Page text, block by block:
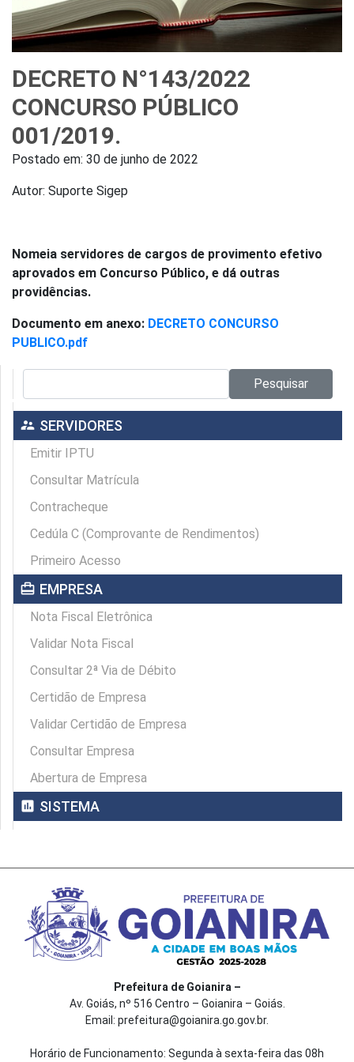
DECRETO N°143/2022
CONCURSO PÚBLICO
001/2019.
Postado em: 30 de junho de 2022
Autor: Suporte Sigep
Nomeia servidores de cargos de provimento efetivo
aprovados em Concurso Público, e dá outras
providências.
Documento em anexo: DECRETO CONCURSO
PUBLICO.pdf
Pesquisar
supervisor_account SERVIDORES
Emitir IPTU
Consultar Matrícula
Contracheque
Cedúla C (Comprovante de Rendimentos)
Primeiro Acesso
card_travel EMPRESA
Nota Fiscal Eletrônica
Validar Nota Fiscal
Consultar 2ª Via de Débito
Certidão de Empresa
Validar Certidão de Empresa
Consultar Empresa
Abertura de Empresa
assessment SISTEMA
Prefeitura de Goianira –
Av. Goiás, nº 516 Centro – Goianira – Goiás.
Email: prefeitura@goianira.go.gov.br.
Horário de Funcionamento: Segunda à sexta-feira das 08h